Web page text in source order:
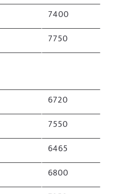
7400
7750
6720
7550
6465
6800